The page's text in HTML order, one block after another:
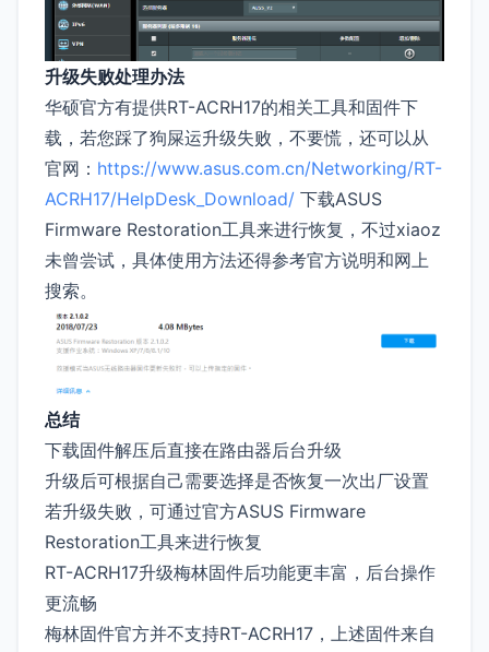
升级失败处理办法
华硕官方有提供RT-ACRH17的相关工具和固件下
载，若您踩了狗屎运升级失败，不要慌，还可以从
官网： https://www.asus.com.cn/Networking/RT-
ACRH17/HelpDesk_Download/ 下载ASUS
Firmware Restoration工具来进行恢复，不过xiaoz
未曾尝试，具体使用方法还得参考官方说明和网上
搜索。
总结
下载固件解压后直接在路由器后台升级
升级后可根据自己需要选择是否恢复一次出厂设置
若升级失败，可通过官方ASUS Firmware
Restoration工具来进行恢复
RT-ACRH17升级梅林固件后功能更丰富，后台操作
更流畅
梅林固件官方并不支持RT-ACRH17，上述固件来自